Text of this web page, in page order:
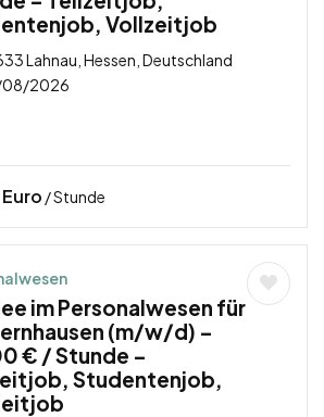
Vollzeitjob
Lahnau, Hessen, Deutschland
2026
Euro / Stunde
im Personalwesen für
(m/w/d) –
€ / Stunde –
Studentenjob,